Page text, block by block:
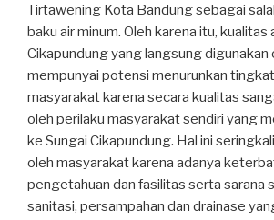
Tirtawening Kota Bandung sebagai
baku air minum. Oleh karena itu, kualitas
Cikapundung yang langsung digunakan
mempunyai potensi menurunkan
masyarakat karena secara kualitas
oleh perilaku masyarakat sendiri yang
ke Sungai Cikapundung. Hal ini
oleh masyarakat karena adanya
pengetahuan dan fasilitas serta sarana
sanitasi, persampahan dan drainase